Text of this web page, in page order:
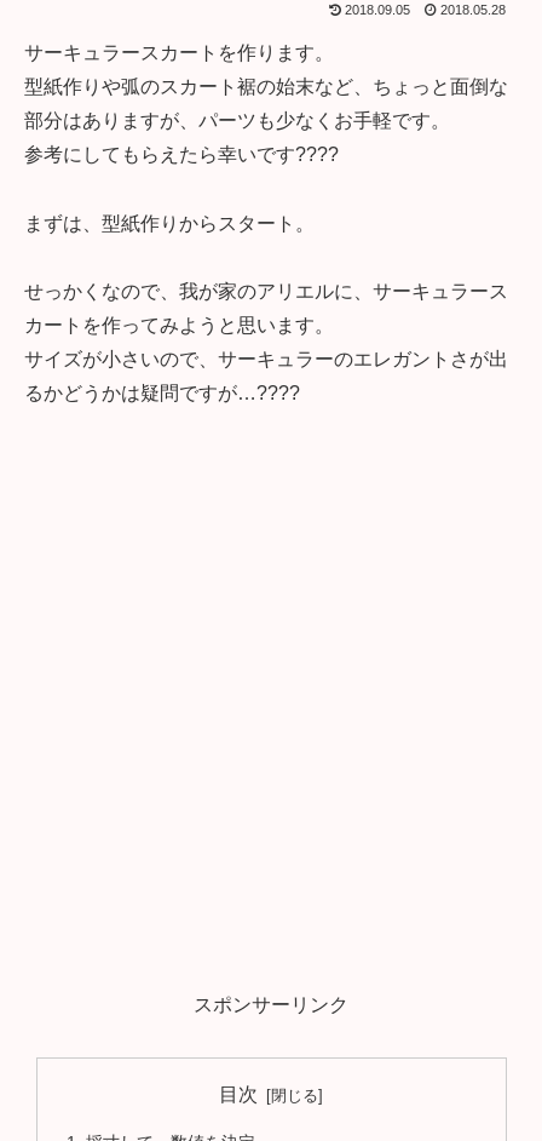
2018.09.05 2018.05.28
サーキュラースカートを作ります。
型紙作りや弧のスカート裾の始末など、ちょっと面倒な
部分はありますが、パーツも少なくお手軽です。
参考にしてもらえたら幸いです????
まずは、型紙作りからスタート。
せっかくなので、我が家のアリエルに、サーキュラース
カートを作ってみようと思います。
サイズが小さいので、サーキュラーのエレガントさが出
るかどうかは疑問ですが…????
スポンサーリンク
目次